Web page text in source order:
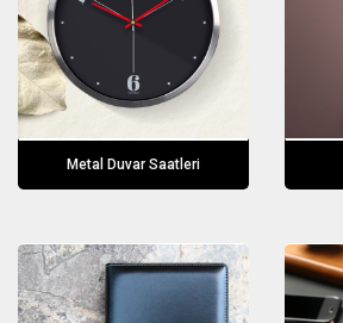
Metal Duvar Saatleri